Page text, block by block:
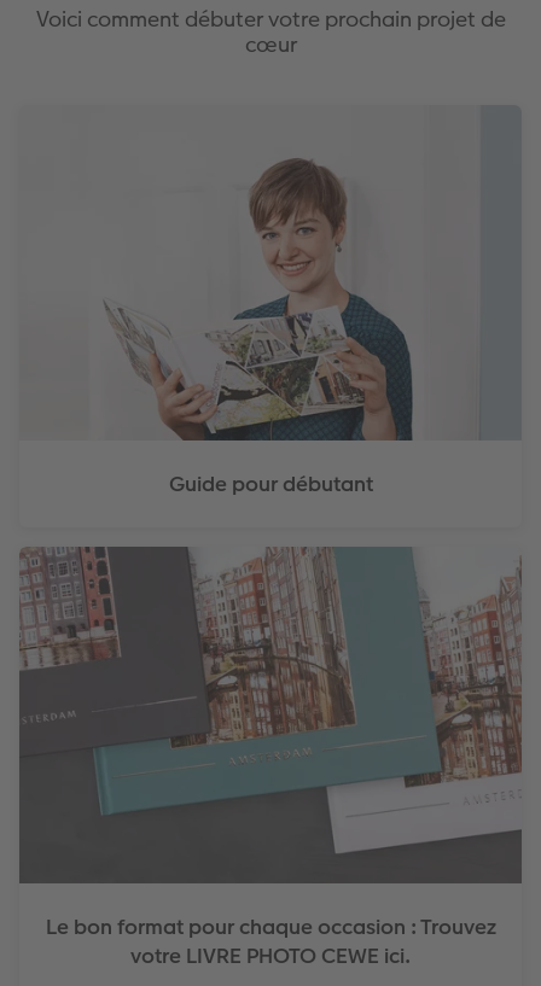
Voici comment débuter votre prochain projet de
cœur
Guide pour débutant
Le bon format pour chaque occasion : Trouvez
votre LIVRE PHOTO CEWE ici.